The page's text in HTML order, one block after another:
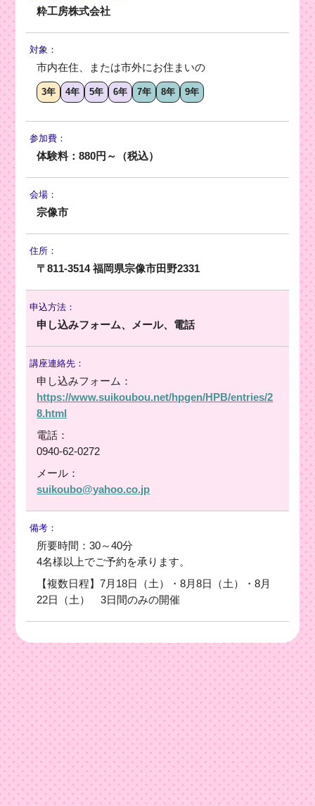
粋工房株式会社
対象：
市内在住、または市外にお住まいの
3年 4年 5年 6年 7年 8年 9年
参加費：
体験料：880円～（税込）
会場：
宗像市
住所：
〒811-3514 福岡県宗像市田野2331
申込方法：
申し込みフォーム、メール、電話
講座連絡先：
申し込みフォーム：
https://www.suikoubou.net/hpgen/HPB/entries/2
8.html
電話：
0940-62-0272
メール：
suikoubo@yahoo.co.jp
備考：
所要時間：30～40分
4名様以上でご予約を承ります。
【複数日程】7月18日（土）・8月8日（土）・8月
22日（土） 3日間のみの開催